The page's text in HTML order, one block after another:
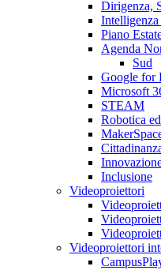
Dirigenza,
Piano
Agenda
Sud
Google for
Microsoft
STEAM
Robotica
Inclusione
Videoproiettori
Videoproiettori